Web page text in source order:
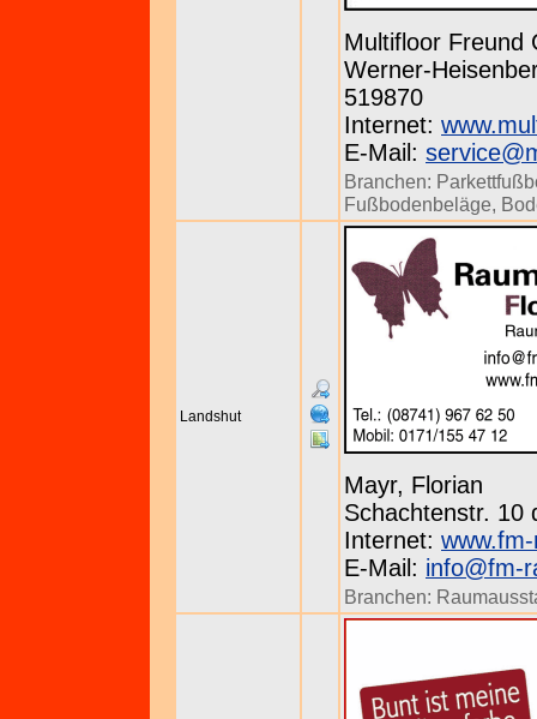
Multifloor Freund
Werner-
519870
Internet:
E-Mail:
Branchen:
Fußbodenbeläge,
Landshut
Mayr, Florian
Schachtenstr. 10
Internet:
E-Mail: info@fm-
Branchen: